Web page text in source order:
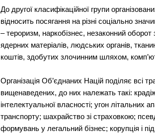
До другої класифікаційної групи
відносить посягання на різні соціально
– тероризм, наркобізнес, незаконний оборот
ядерних матеріалів, людських органів,
коштів, здобутих злочинним шляхом,
Організація Об’єднаних Націй поділяє всі
вищенаведених, до них належать такі:
інтелектуальної власності; угон літальних
транспорту; шахрайство зі страховкою;
формувань у легальний бізнес; корупція і